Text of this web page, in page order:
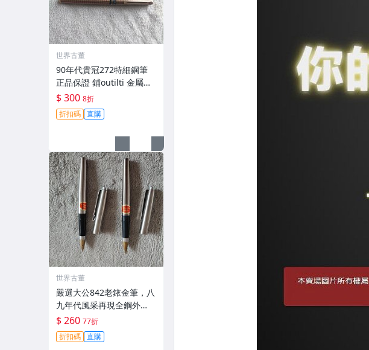
世界古董
90年代貴冠272特細鋼筆
正品保證 鋪outilti 金屬網
格特細筆尖書寫順滑 古典
美雅 貴冠272 特細鋼筆 鋪
outilti 金屬網格 細筆尖 9
$ 300 8折
折扣碼 直購
世界古董
嚴選大公842老銥金筆，八
九年代風采再現全鋼外
觀，隨機附送兩種筆夾。
全新未使用，保存極佳。 8
42老鋼筆 全鋼金筆 未用過
$ 260 77折
折扣碼 直購